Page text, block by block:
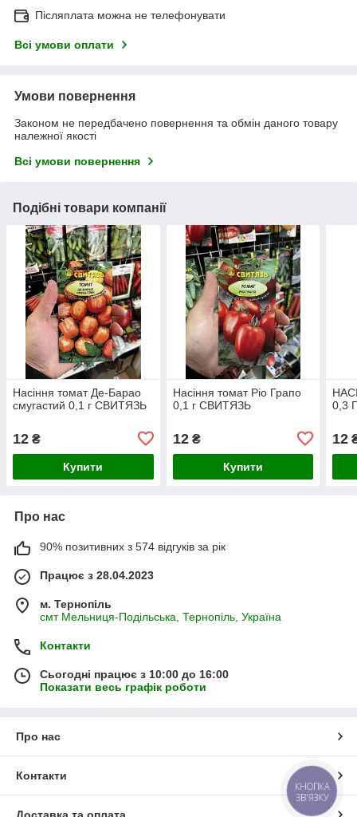
Післяплата можна не телефонувати
Всі умови оплати
Умови повернення
Законом не передбачено повернення та обмін даного товару
належної якості
Всі умови повернення
Подібні товари компанії
Насіння томат Де-Барао
смугастий 0,1 г СВИТЯЗЬ
12 ₴
Купити
Насіння томат Ріо Грапо
0,1 г СВИТЯЗЬ
12₴
Купити
0,3
12
Про нас
90% позитивних з 574 відгуків за рік
Працює з 28.04.2023
м. Тернопіль
смт Мельниця-Подільська, Тернопіль, Україна
Контакти
Сьогодні працює з 10:00 до 16:00
Показати весь графік роботи
Про нас
Контакти
КНОПКА
ЗВ'ЯЗКУ